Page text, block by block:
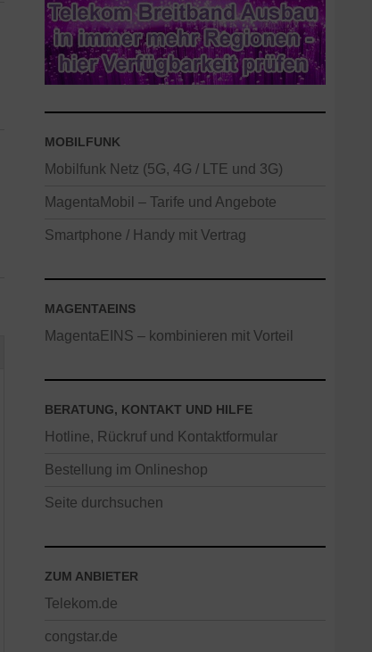
MOBILFUNK
Mobilfunk Netz (5G, 4G / LTE und 3G)
MagentaMobil – Tarife und Angebote
Smartphone / Handy mit Vertrag
MAGENTAEINS
MagentaEINS – kombinieren mit Vorteil
BERATUNG, KONTAKT UND HILFE
Hotline, Rückruf und Kontaktformular
Bestellung im Onlineshop
Seite durchsuchen
ZUM ANBIETER
Telekom.de
congstar.de